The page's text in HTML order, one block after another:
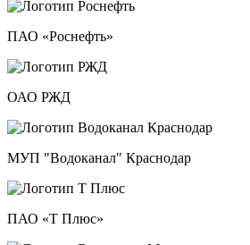
ПАО «Роснефть»
ОАО РЖД
МУП "Водоканал" Краснодар
ПАО «Т Плюс»